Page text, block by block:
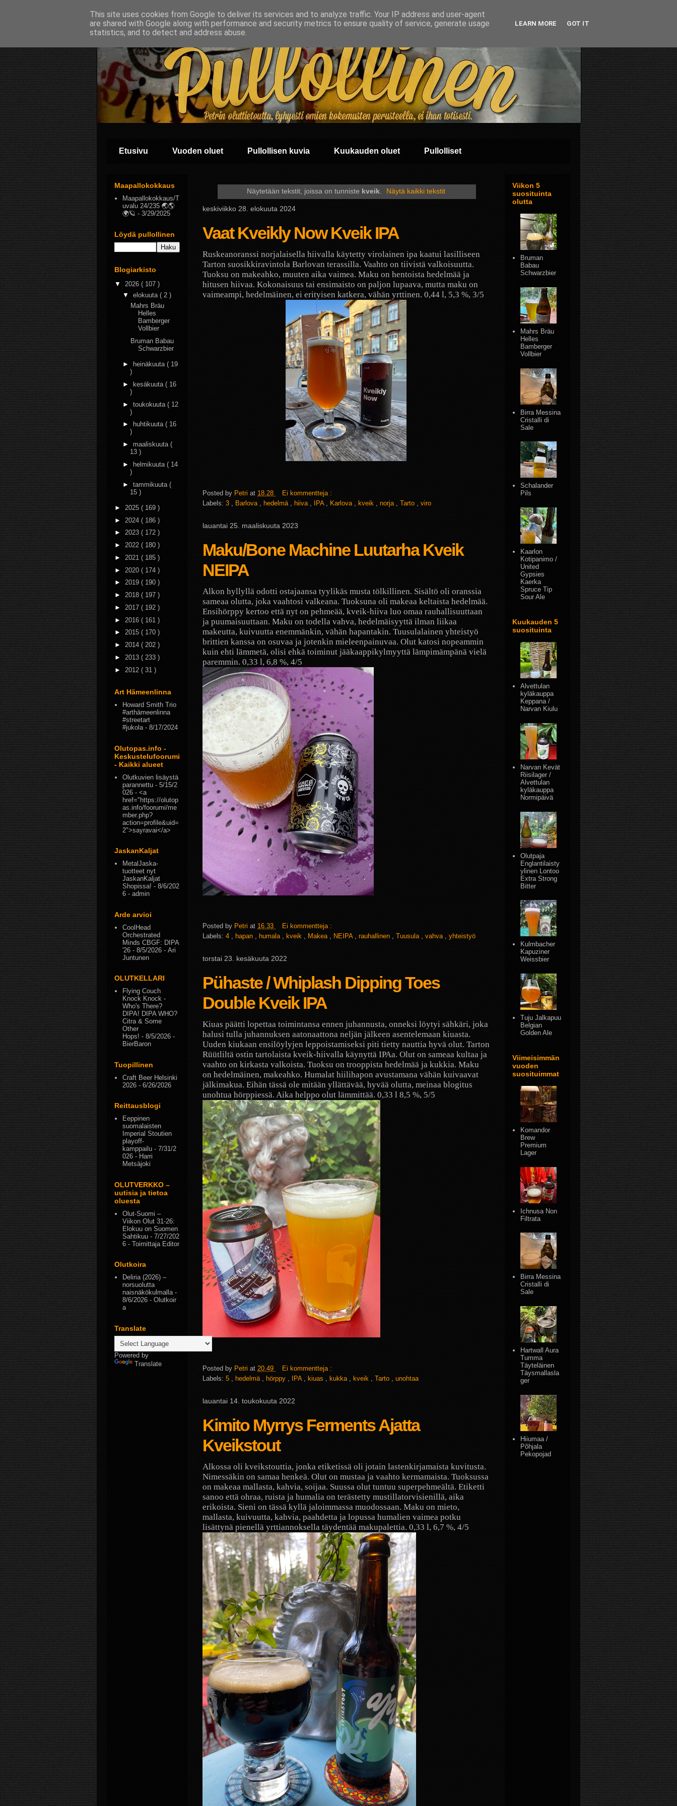
Etusivu Vuoden oluet Pullollisen kuvia Kuukauden oluet Pullolliset
Näytetään tekstit, joissa on tunniste kveik. Näytä kaikki tekstit
keskiviikko 28. elokuuta 2024
Vaat Kveikly Now Kveik IPA
Ruskeanoranssi norjalaisella hiivalla käytetty virolainen ipa kaatui lasilliseen
Tarton suosikkiravintola Barlovan terassilla. Vaahto on tiivistä valkoisuutta.
Tuoksu on makeahko, muuten aika vaimea. Maku on hentoista hedelmää ja
hitusen hiivaa. Kokonaisuus tai ensimaisto on paljon lupaava, mutta maku on
vaimeampi, hedelmäinen, ei erityisen katkera, vähän yrttinen. 0,44 l, 5,3 %, 3/5
Posted by Petri at 18.28
Ei kommentteja :
Labels: 3 Barlova hedelmä hiiva IPA Karlova kveik norja Tarto viro
lauantai 25. maaliskuuta 2023
Maku/Bone Machine Luutarha Kveik
NEIPA
Alkon hyllyllä odotti ostajaansa tyylikäs musta tölkillinen. Sisältö oli oranssia
sameaa olutta, joka vaahtosi valkeana. Tuoksuna oli makeaa keltaista hedelmää.
Ensihörppy kertoo että nyt on pehmeää, kveik-hiiva luo omaa rauhallisuuttaan
ja puumaisuuttaan. Maku on todella vahva, hedelmäisyyttä ilman liikaa
makeutta, kuivuutta enemmänkin, vähän hapantakin. Tuusulalainen yhteistyö
brittien kanssa on osuvaa ja jotenkin mieleenpainuvaa. Olut katosi nopeammin
kuin ehti lämmetä, olisi ehkä toiminut jääkaappikylmyyttä lämpimämpänä vielä
paremmin. 0,33 l, 6,8 %, 4/5
Posted by Petri at 16.33
Ei kommentteja :
Labels: 4 , hapan , humala , kveik , Makea , NEIPA , rauhallinen , Tuusula , vahva , yhteistyö
torstai 23. kesäkuuta 2022
Pühaste / Whiplash Dipping Toes
Double Kveik IPA
Kiuas päätti lopettaa toimintansa ennen juhannusta, onneksi löytyi sähkäri, joka
halusi tulla juhannuksen aatonaattona neljän jälkeen asentelemaan kiuasta.
Uuden kiukaan ensilöylyjen leppoistamiseksi piti tietty nauttia hyvä olut. Tarton
Rüütliltä ostin tartolaista kveik-hiivalla käynyttä IPAa. Olut on sameaa kultaa ja
vaahto on kirkasta valkoista. Tuoksu on trooppista hedelmää ja kukkia. Maku
on hedelmäinen, makeahko. Humalat hiilihapon avustamana vähän kuivaavat
jälkimakua. Eihän tässä ole mitään yllättävää, hyvää olutta, meinaa blogitus
unohtua hörppiessä. Aika helppo olut lämmittää. 0,33 l 8,5 %, 5/5
Posted by Petri at 20.49
Ei kommentteja :
Labels: 5 hedelmä hörppy IPA kiuas kukka kveik Tarto unohtaa
lauantai 14. toukokuuta 2022
Kimito Myrrys Ferments Ajatta
Kveikstout
Alkossa oli kveikstouttia, jonka etiketissä oli jotain lastenkirjamaista kuvitusta.
Nimessäkin on samaa henkeä. Olut on mustaa ja vaahto kermamaista. Tuoksussa
on makeaa mallasta, kahvia, soijaa. Suussa olut tuntuu superpehmeältä. Etiketti
sanoo että ohraa, ruista ja humalia on terästetty mustillatorvisienillä, aika
erikoista. Sieni on tässä kyllä jaloimmassa muodossaan. Maku on mieto,
mallasta, kuivuutta, kahvia, paahdetta ja lopussa humalien vaimea potku
lisättynä pienellä yrttiannoksella täydentää makupalettia. 0,33 l, 6,7 %, 4/5
Maapallokokkaus
Maapallokokkaus/T
uvalu 24/235 🌏🌎
🌍🪐 - 3/29/2025
Löydä pullollinen
Blogiarkisto
▼ 2026 ( 107 )
▼ elokuuta ( 2 )
Mahrs Bräu
Helles
Bamberger
Vollbier
Bruman Babau
Schwarzbier
► heinäkuuta ( 19
)
►
kesäkuuta ( 16
)
► toukokuuta ( 12
)
►
huhtikuuta ( 16
)
► maaliskuuta (
13 )
►
helmikuuta ( 14
)
► tammikuuta (
15 )
► 2025 ( 169 )
► 2024 ( 186 )
► 2023 ( 172 )
► 2022 ( 180 )
► 2021 ( 185 )
► 2020 ( 174 )
► 2019 ( 190 )
► 2018 ( 197 )
► 2017 ( 192 )
► 2016 ( 161 )
► 2015 ( 170 )
► 2014 ( 202 )
► 2013 ( 233 )
► 2012 ( 31 )
Art Hämeenlinna
Howard Smith Trio
#arthämeenlinna
#streetart
#jukola- 8/17/2024
Olutopas.info -
Keskustelufoorumi
- Kaikki alueet
Olutkuvien lisäystä
parannettu - 5/15/2
026 - <a
href="https://olutop
as.info/foorumi/me
mber.php?
action=profile&uid=
2">sayravai</a>
JaskanKaljat
MetalJaska-
tuotteet nyt
JaskanKaljat
Shopissa! - 8/6/202
6 - admin
Arde arvioi
CoolHead
Orchestrated
Minds CBGF: DIPA
'26 - 8/5/2026 - Ari
Juntunen
OLUTKELLARI
Flying Couch
Knock Knock -
Who's There?
DIPA! DIPA WHO?
Citra & Some
Other
Hops! - 8/5/2026 -
BierBaron
Tuopillinen
Craft Beer Helsinki
2026 - 6/26/2026
Reittausblogi
Eeppinen
suomalaisten
Imperial Stoutien
playoff-
kamppailu - 7/31/2
026 - Harri
Metsäjoki
OLUTVERKKO –
uutisia ja tietoa
oluesta
Olut-Suomi –
Viikon Olut 31-26:
Elokuu on Suomen
Sahtikuu - 7/27/202
6 - Toimittaja Editor
Olutkoira
Deliria (2026) –
norsuolutta
naisnäkökulmalla-
8/6/2026 - Olutkoir
a
Translate
Powered by
Translate
Viikon 5
suosituinta
olutta
Bruman
Babau
Schwarzbier
Mahrs Bräu
Helles
Bamberger
Vollbier
Birra Messina
Cristalli di
Sale
Schalander
Pils
Kaarlon
Kotipanimo /
United
Gypsies
Kaerka
Spruce Tip
Sour Ale
Kuukauden 5
suosituinta
Alvettulan
kyläkauppa
Keppana /
Narvan Kiulu
Narvan Kevät
Riisilager /
Alvettulan
kyläkauppa
Normipäivä
Olutpaja
Englantilaisty
ylinen Lontoo
Extra Strong
Bitter
Kulmbacher
Kapuziner
Weissbier
Tuju Jalkapuu
Belgian
Golden Ale
Viimeisimmän
vuoden
suosituimmat
Komandor
Brew
Premium
Lager
Ichnusa Non
Filtrata
Birra Messina
Cristalli di
Sale
Hartwall Aura
Tumma
Täyteläinen
Täysmallasla
ger
Hiiumaa /
Põhjala
Pekopojad
This site uses cookies from Google to deliver its services and to analyze traffic. Your IP address and user-agent
are shared with Google along with performance and security metrics to ensure quality of service, generate usage
statistics, and to detect and address abuse.
LEARN MORE GOT IT